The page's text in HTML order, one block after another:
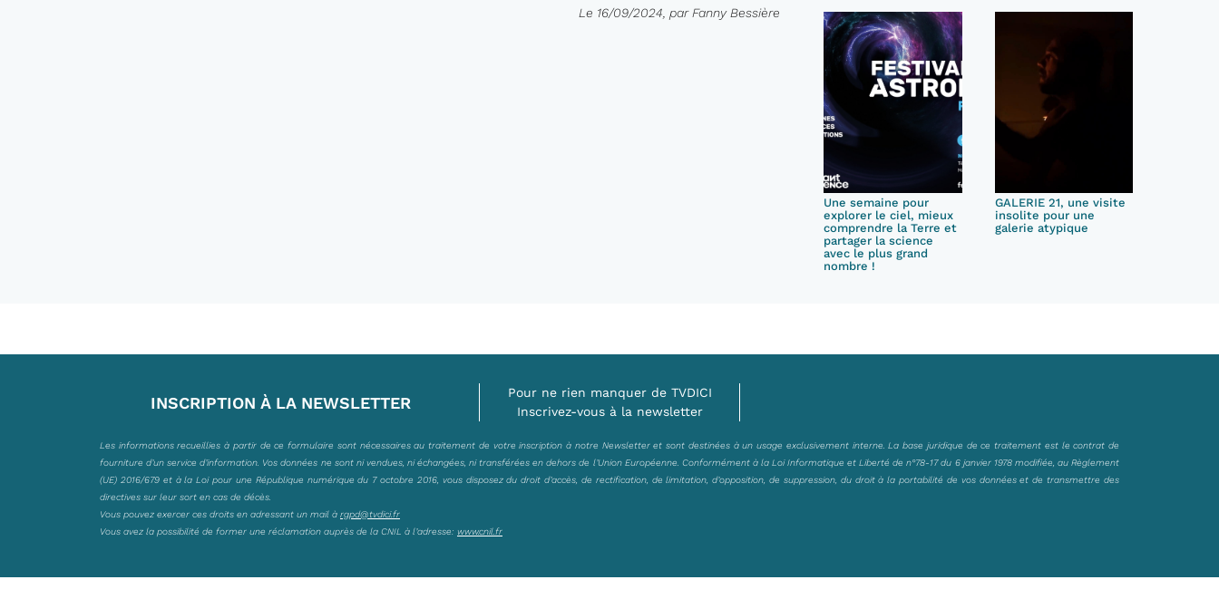
Le 16/09/2024, par Fanny Bessière
Une semaine pour
explorer le ciel, mieux
comprendre la Terre et
partager la science
avec le plus grand
nombre !
GALERIE 21, une visite
insolite pour une
galerie atypique
INSCRIPTION À LA NEWSLETTER
Pour ne rien manquer de TVDICI
Inscrivez-vous à la newsletter
Les informations recueillies à partir de ce formulaire sont nécessaires au traitement de votre inscription à notre Newsletter et sont destinées à un usage exclusivement interne. La base juridique de ce traitement est le contrat de
fourniture d’un service d’information. Vos données ne sont ni vendues, ni échangées, ni transférées en dehors de l’Union Européenne. Conformément à la Loi Informatique et Liberté de n°78-17 du 6 janvier 1978 modifiée, au Règlement
(UE) 2016/679 et à la Loi pour une République numérique du 7 octobre 2016, vous disposez du droit d’accès, de rectification, de limitation, d’opposition, de suppression, du droit à la portabilité de vos données et de transmettre des
directives sur leur sort en cas de décès.
Vous pouvez exercer ces droits en adressant un mail à rgpd@tvdici.fr
Vous avez la possibilité de former une réclamation auprès de la CNIL à l’adresse: www.cnil.fr